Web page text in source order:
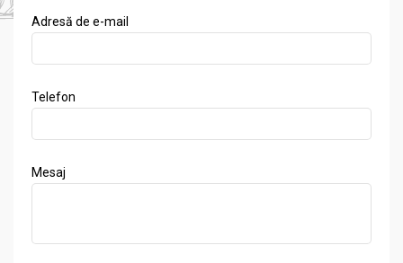
Adresă de e-mail
Telefon
Mesaj